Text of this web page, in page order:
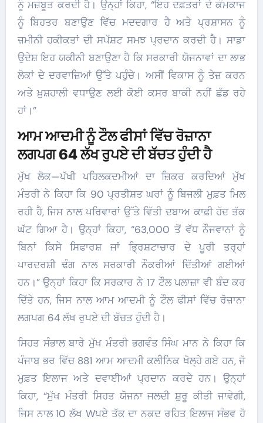
ਨੂੰ ਮਜ਼ਬੂਤ ਕਰਦੀ ਹੈ। ਉਨ੍ਹਾਂ ਕਿਹਾ, “ਇਹ ਦਫ਼ਤਰਾਂ ਦੇ ਕੰਮਕਾਜ
ਨੂੰ ਬਿਹਤਰ ਬਣਾਉਣ ਵਿੱਚ ਮਦਦਗਾਰ ਹੈ ਅਤੇ ਪ੍ਰਸ਼ਾਸਨ ਨੂੰ
ਜ਼ਮੀਨੀ ਹਕੀਕਤਾਂ ਦੀ ਸਪੱਸ਼ਟ ਸਮਝ ਪ੍ਰਦਾਨ ਕਰਦੀ ਹੈ। ਸਾਡਾ
ਉਦੇਸ਼ ਇਹ ਯਕੀਨੀ ਬਣਾਉਣਾ ਹੈ ਕਿ ਸਰਕਾਰੀ ਯੋਜਨਾਵਾਂ ਦਾ ਲਾਭ
ਲੋਕਾਂ ਦੇ ਦਰਵਾਜ਼ਿਆਂ ਉੱਤੇ ਪਹੁੰਚੇ। ਅਸੀਂ ਵਿਕਾਸ ਨੂੰ ਤੇਜ਼ ਕਰਨ
ਅਤੇ ਖ਼ੁਸ਼ਹਾਲੀ ਵਧਾਉਣ ਲਈ ਕੋਈ ਕਸਰ ਬਾਕੀ ਨਹੀਂ ਛੱਡ ਰਹੇ
ਹਾਂ।”
ਆਮ ਆਦਮੀ ਨੂੰ ਟੌਲ ਫੀਸਾਂ ਵਿੱਚ ਰੋਜ਼ਾਨਾ
ਲਗਪਗ 64 ਲੱਖ ਰੁਪਏ ਦੀ ਬੱਚਤ ਹੁੰਦੀ ਹੈ
ਮੁੱਖ ਲੋਕ—ਪੱਖੀ ਪਹਿਲਕਦਮੀਆਂ ਦਾ ਜ਼ਿਕਰ ਕਰਦਿਆਂ ਮੁੱਖ
ਮੰਤਰੀ ਨੇ ਕਿਹਾ ਕਿ 90 ਪ੍ਰਤੀਸ਼ਤ ਘਰਾਂ ਨੂੰ ਬਿਜਲੀ ਮੁਫ਼ਤ ਮਿਲ
ਰਹੀ ਹੈ, ਜਿਸ ਨਾਲ ਪਰਿਵਾਰਾਂ ਉੱਤੇ ਵਿੱਤੀ ਦਬਾਅ ਕਾਫ਼ੀ ਹੱਦ ਤੱਕ
ਘੱਟ ਗਿਆ ਹੈ। ਉਨ੍ਹਾਂ ਕਿਹਾ, “63,000 ਤੋਂ ਵੱਧ ਨੌਜਵਾਨਾਂ ਨੂੰ
ਬਿਨਾਂ ਕਿਸੇ ਸਿਫਾਰਸ਼ ਜਾਂ ਭ੍ਰਿਸ਼ਟਾਚਾਰ ਦੇ ਪੂਰੀ ਤਰ੍ਹਾਂ
ਪਾਰਦਰਸ਼ੀ ਢੰਗ ਨਾਲ ਸਰਕਾਰੀ ਨੌਕਰੀਆਂ ਦਿੱਤੀਆਂ ਗਈਆਂ
ਹਨ।” ਉਨ੍ਹਾਂ ਕਿਹਾ ਕਿ ਸਰਕਾਰ ਨੇ 17 ਟੌਲ ਪਲਾਜ਼ਾ ਵੀ ਬੰਦ ਕਰ
ਦਿੱਤੇ ਹਨ, ਜਿਸ ਨਾਲ ਆਮ ਆਦਮੀ ਨੂੰ ਟੌਲ ਫੀਸਾਂ ਵਿੱਚ ਰੋਜ਼ਾਨਾ
ਲਗਪਗ 64 ਲੱਖ ਰੁਪਏ ਦੀ ਬੱਚਤ ਹੁੰਦੀ ਹੈ।
ਸਿਹਤ ਸੰਭਾਲ ਬਾਰੇ ਮੁੱਖ ਮੰਤਰੀ ਭਗਵੰਤ ਸਿੰਘ ਮਾਨ ਨੇ ਕਿਹਾ ਕਿ
ਪੰਜਾਬ ਭਰ ਵਿੱਚ 881 ਆਮ ਆਦਮੀ ਕਲੀਨਿਕ ਖੋਲ੍ਹੇ ਗਏ ਹਨ, ਜੋ
ਮੁਫ਼ਤ ਇਲਾਜ ਅਤੇ ਦਵਾਈਆਂ ਪ੍ਰਦਾਨ ਕਰਦੇ ਹਨ। ਉਨ੍ਹਾਂ
ਕਿਹਾ, “ਮੁੱਖ ਮੰਤਰੀ ਸਿਹਤ ਯੋਜਨਾ ਜਲਦੀ ਸ਼ੁਰੂ ਕੀਤੀ ਜਾਵੇਗੀ,
ਜਿਸ ਨਾਲ 10 ਲੱਖ Wਪਏ ਤੱਕ ਦਾ ਨਕਦ ਰਹਿਤ ਇਲਾਜ ਸੰਭਵ ਹੋ